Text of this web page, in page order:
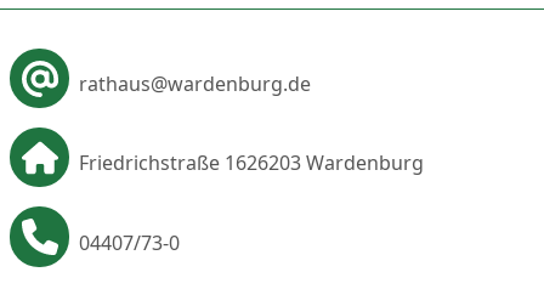
rathaus@wardenburg.de
Friedrichstraße 1626203 Wardenburg
04407/73-0